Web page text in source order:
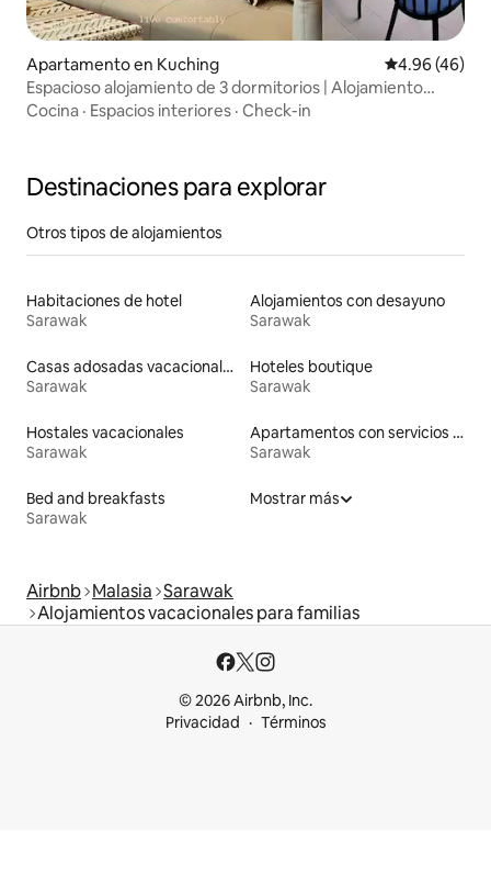
Apartamento en Kuching Calificación
4.96 (46)
Espacioso alojamiento de 3 dormitorios | Alojamiento
frente al río
Cocina · Espacios interiores · Check-in
Destinaciones para explorar
Otros tipos de alojamientos
Habitaciones de hotel
Sarawak
Alojamientos con desayuno
Sarawak
Casas adosadas vacacionales
Sarawak
Hoteles boutique
Sarawak
Hostales vacacionales
Sarawak
Apartamentos con servicios incluidos vacacionales
Sarawak
Bed and breakfasts
Sarawak
Mostrar más
Airbnb Malasia Sarawak
Alojamientos vacacionales para familias
© 2026 Airbnb, Inc.
Privacidad
Términos